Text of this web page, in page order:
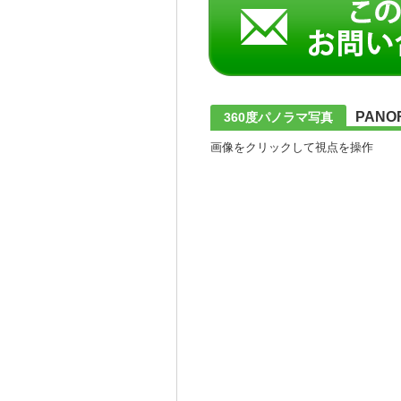
360度パノラマ写真
画像をクリックして視点を操作